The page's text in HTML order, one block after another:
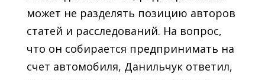
может не разделять позицию авторов
статей и расследований. На вопрос,
что он собирается предпринимать на
счет автомобиля, Данильчук ответил,